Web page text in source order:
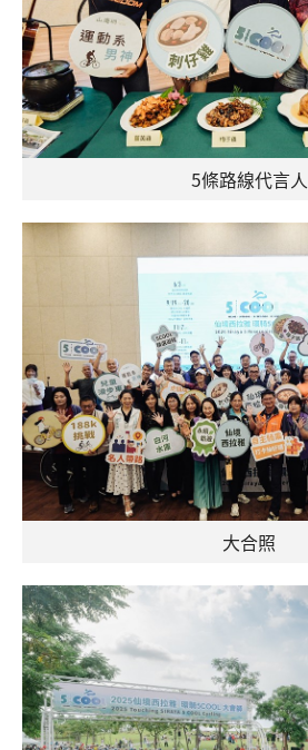
5條路線代言人
大合照